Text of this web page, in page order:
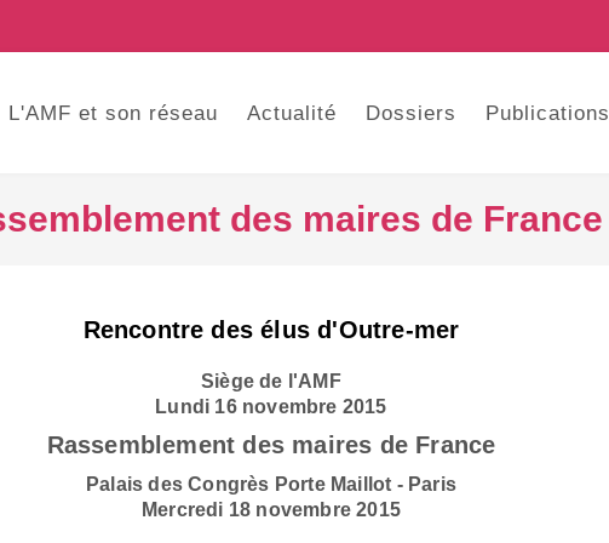
L'AMF et son réseau Actualité Dossiers Publications
des maires de France
Rencontre des élus d'Outre-mer
Siège de l'AMF
Lundi 16 novembre 2015
Rassemblement des maires de France
Palais des Congrès Porte Maillot - Paris
Mercredi 18 novembre 2015